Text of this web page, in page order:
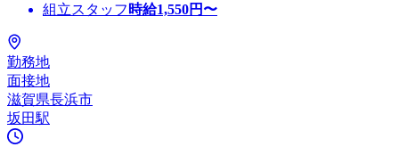
組立スタッフ 時給1,550円〜
勤務地
面接地
滋賀県長浜市
坂田駅